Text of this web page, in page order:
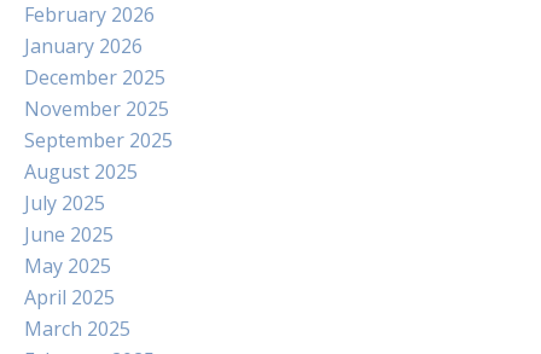
February 2026
January 2026
December 2025
November 2025
September 2025
August 2025
July 2025
June 2025
May 2025
April 2025
March 2025